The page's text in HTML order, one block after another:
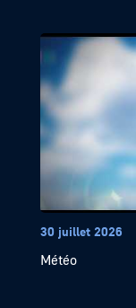
30 juillet 2026
Météo